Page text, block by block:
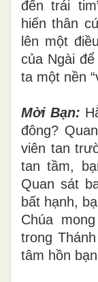
đến trái
hiến thân
lên một
của Ngài
ta một nền
Mời Bạn:
đông?
viên tan
tan tầm,
Quan sát
bất hạnh,
Chúa
trong
tâm hồn